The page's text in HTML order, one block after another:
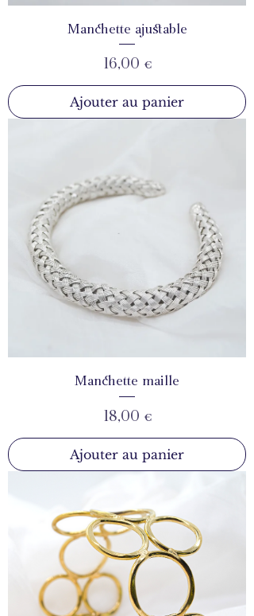
Manchette ajustable
Prix
16,00 €
Ajouter au panier
Manchette maille
Prix
18,00 €
Ajouter au panier